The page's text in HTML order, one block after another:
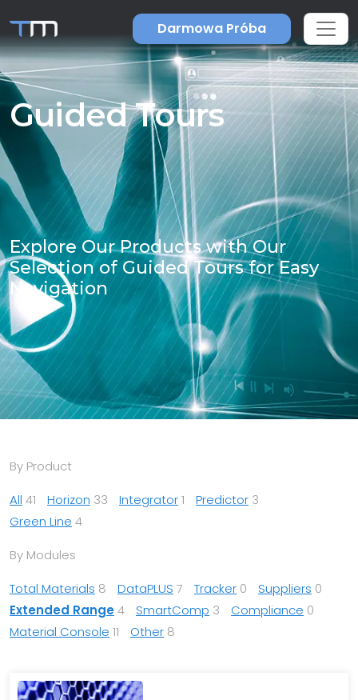
Darmowa Próba
Guided Tours
Explore Our Products with Our
Selection of Guided Tours for Easy
Navigation
By Product
All 41 Horizon 33 Integrator1 Predictor 3
Green Line 4
By Modules
Total Materials 8 DataPLUS 7 Tracker 0 Suppliers 0
Extended Range4 SmartComp 3 Compliance 0
Material Console 11 Other 8